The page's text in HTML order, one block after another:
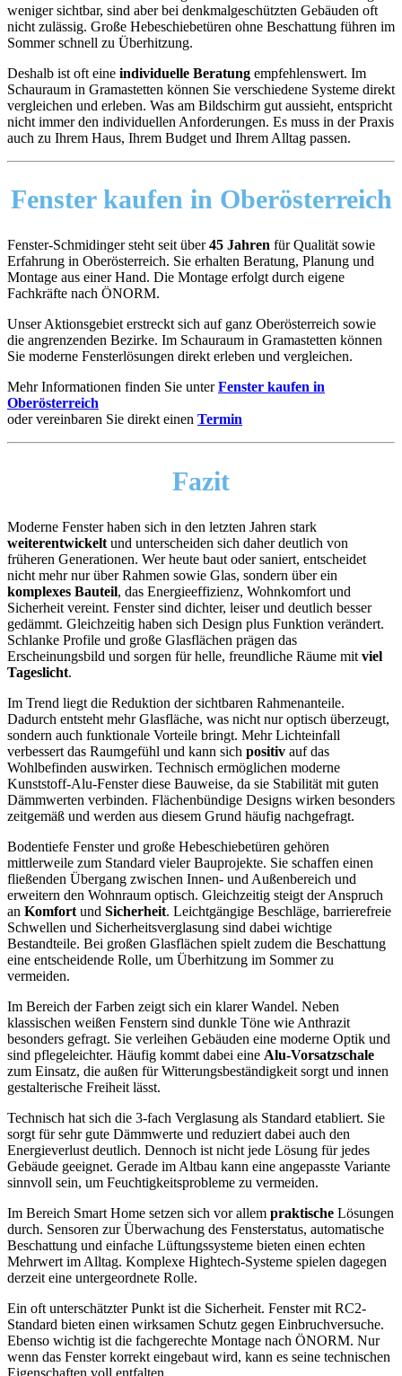
weniger sichtbar, sind aber bei denkmalgeschützten Gebäuden oft
nicht zulässig. Große Hebeschiebetüren ohne Beschattung führen im
Sommer schnell zu Überhitzung.
Deshalb ist oft eine individuelle Beratung empfehlenswert. Im
Schauraum in Gramastetten können Sie verschiedene Systeme direkt
vergleichen und erleben. Was am Bildschirm gut aussieht, entspricht
nicht immer den individuellen Anforderungen. Es muss in der Praxis
auch zu Ihrem Haus, Ihrem Budget und Ihrem Alltag passen.
Fenster kaufen in Oberösterreich
Fenster-Schmidinger steht seit über45 Jahren für Qualität sowie
Erfahrung in Oberösterreich. Sie erhalten Beratung, Planung und
Montage aus einer Hand. Die Montage erfolgt durch eigene
Fachkräfte nach ÖNORM.
Unser Aktionsgebiet erstreckt sich auf ganz Oberösterreich sowie
die angrenzenden Bezirke. Im Schauraum in Gramastetten können
Sie moderne Fensterlösungen direkt erleben und vergleichen.
Mehr Informationen finden Sie unterFenster kaufen in
Oberösterreich
oder vereinbaren Sie direkt einen Termin
Fazit
Moderne Fenster haben sich in den letzten Jahren stark
weiterentwickelt und unterscheiden sich daher deutlich von
früheren Generationen. Wer heute baut oder saniert, entscheidet
nicht mehr nur über Rahmen sowie Glas, sondern über ein
komplexes Bauteil, das Energieeffizienz, Wohnkomfort und
Sicherheit vereint. Fenster sind dichter, leiser und deutlich besser
gedämmt. Gleichzeitig haben sich Design plus Funktion verändert.
Schlanke Profile und große Glasflächen prägen das
Erscheinungsbild und sorgen für helle, freundliche Räume mit viel
Tageslicht.
Im Trend liegt die Reduktion der sichtbaren Rahmenanteile.
Dadurch entsteht mehr Glasfläche, was nicht nur optisch überzeugt,
sondern auch funktionale Vorteile bringt. Mehr Lichteinfall
verbessert das Raumgefühl und kann sich positiv auf das
Wohlbefinden auswirken. Technisch ermöglichen moderne
Kunststoff-Alu-Fenster diese Bauweise, da sie Stabilität mit guten
Dämmwerten verbinden. Flächenbündige Designs wirken besonders
zeitgemäß und werden aus diesem Grund häufig nachgefragt.
Bodentiefe Fenster und große Hebeschiebetüren gehören
mittlerweile zum Standard vieler Bauprojekte. Sie schaffen einen
fließenden Übergang zwischen Innen- und Außenbereich und
erweitern den Wohnraum optisch. Gleichzeitig steigt der Anspruch
an Komfort und Sicherheit. Leichtgängige Beschläge, barrierefreie
Schwellen und Sicherheitsverglasung sind dabei wichtige
Bestandteile. Bei großen Glasflächen spielt zudem die Beschattung
eine entscheidende Rolle, um Überhitzung im Sommer zu
vermeiden.
Im Bereich der Farben zeigt sich ein klarer Wandel. Neben
klassischen weißen Fenstern sind dunkle Töne wie Anthrazit
besonders gefragt. Sie verleihen Gebäuden eine moderne Optik und
sind pflegeleichter. Häufig kommt dabei eine Alu-Vorsatzschale
zum Einsatz, die außen für Witterungsbeständigkeit sorgt und innen
gestalterische Freiheit lässt.
Technisch hat sich die 3-fach Verglasung als Standard etabliert. Sie
sorgt für sehr gute Dämmwerte und reduziert dabei auch den
Energieverlust deutlich. Dennoch ist nicht jede Lösung für jedes
Gebäude geeignet. Gerade im Altbau kann eine angepasste Variante
sinnvoll sein, um Feuchtigkeitsprobleme zu vermeiden.
Im Bereich Smart Home setzen sich vor allem praktische Lösungen
durch. Sensoren zur Überwachung des Fensterstatus, automatische
Beschattung und einfache Lüftungssysteme bieten einen echten
Mehrwert im Alltag. Komplexe Hightech-Systeme spielen dagegen
derzeit eine untergeordnete Rolle.
Ein oft unterschätzter Punkt ist die Sicherheit. Fenster mit RC2-
Standard bieten einen wirksamen Schutz gegen Einbruchversuche.
Ebenso wichtig ist die fachgerechte Montage nach ÖNORM. Nur
wenn das Fenster korrekt eingebaut wird, kann es seine technischen